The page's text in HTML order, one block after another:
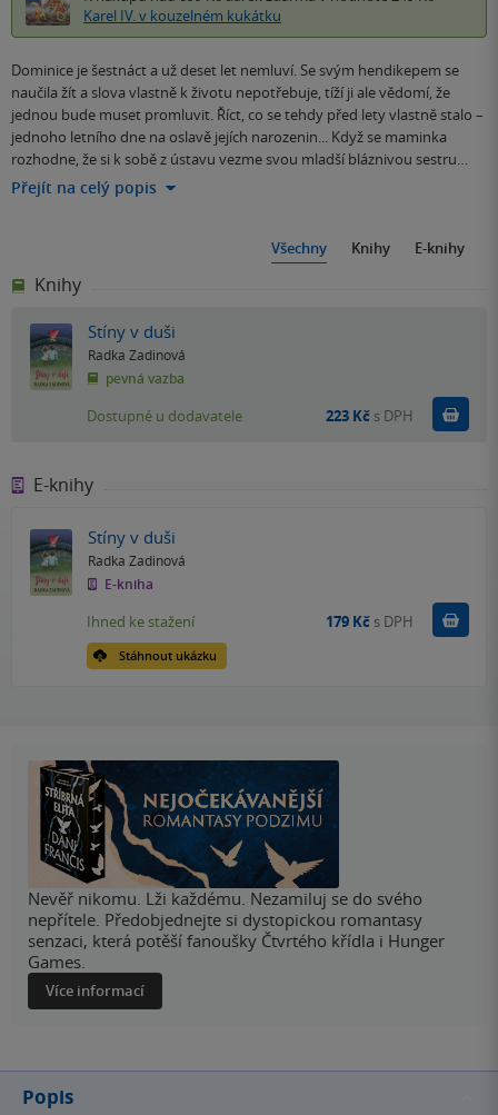
Karel IV. v kouzelném kukátku
Dominice je šestnáct a už deset let nemluví. Se svým hendikepem se
naučila žít a slova vlastně k životu nepotřebuje, tíží ji ale vědomí, že
jednou bude muset promluvit. Říct, co se tehdy před lety vlastně stalo –
jednoho letního dne na oslavě jejích narozenin... Když se maminka
rozhodne, že si k sobě z ústavu vezme svou mladší bláznivou sestru…
Přejít na celý popis
Všechny Knihy E-knihy
Knihy
Stíny v duši
Radka Zadinová
pevná vazba
Dostupné u dodavatele 223 Kč s DPH
E-knihy
Stíny v duši
Radka Zadinová
E-kniha
Stáhnout ukázku
Ihned ke stažení 179 Kč s DPH Koupit
Nevěř nikomu. Lži každému. Nezamiluj se do svého
nepřítele. Předobjednejte si dystopickou romantasy
senzaci, která potěší fanoušky Čtvrtého křídla i Hunger
Games.
Více informací
Popis